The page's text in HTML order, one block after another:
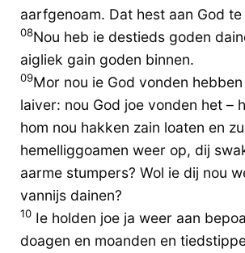
aarfgenoam. Dat hest aan God
08Nou heb ie destieds goden
aigliek gain goden binnen.
09Mor nou ie God vonden
laiver: nou God joe vonden het –
hom nou hakken zain loaten en
hemelliggoamen weer op, dij
aarme stumpers? Wol ie dij nou
vannijs dainen?
10 Ie holden joe ja weer aan
doagen en moanden en